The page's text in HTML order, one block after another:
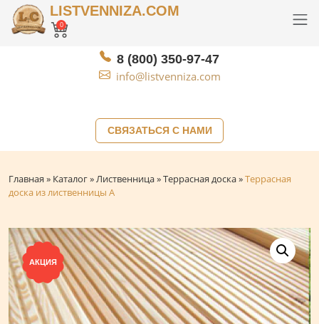
СВЯЗАТЬСЯ С НАМИ
LISTVENNIZA.COM
0
8 (800) 350-97-47
info@listvenniza.com
Главная » Каталог»Лиственница»Террасная доска»Террасная
доска из лиственницы А
АКЦИЯ